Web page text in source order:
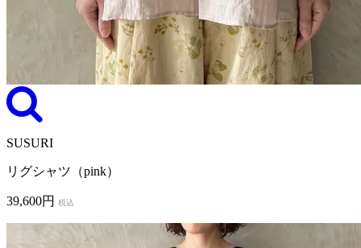
SUSURI
リグシャツ（pink）
39,600円 税込